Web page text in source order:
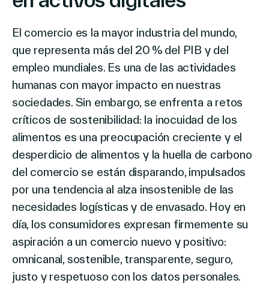
El comercio es la mayor industria del mundo,
que representa más del 20 % del PIB y del
empleo mundiales. Es una de las actividades
humanas con mayor impacto en nuestras
sociedades. Sin embargo, se enfrenta a retos
críticos de sostenibilidad: la inocuidad de los
alimentos es una preocupación creciente y el
desperdicio de alimentos y la huella de carbono
del comercio se están disparando, impulsados
por una tendencia al alza insostenible de las
necesidades logísticas y de envasado. Hoy en
día, los consumidores expresan firmemente su
aspiración a un comercio nuevo y positivo:
omnicanal, sostenible, transparente, seguro,
justo y respetuoso con los datos personales.